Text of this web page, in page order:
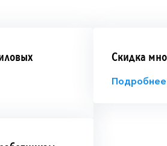
Скидка
Подробнее